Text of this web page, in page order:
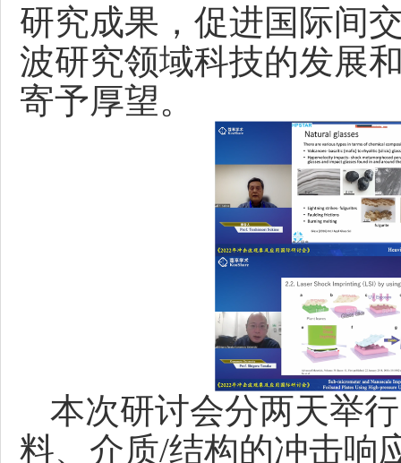
研究成果，促进国际间
波研究领域科技的发展
寄予厚望。
本次研讨会分两天举
料、介质/结构的冲击响